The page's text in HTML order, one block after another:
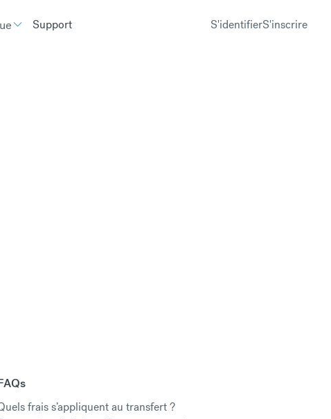
Support S'identifierS'inscrire
frais s’appliquent au transfert ?